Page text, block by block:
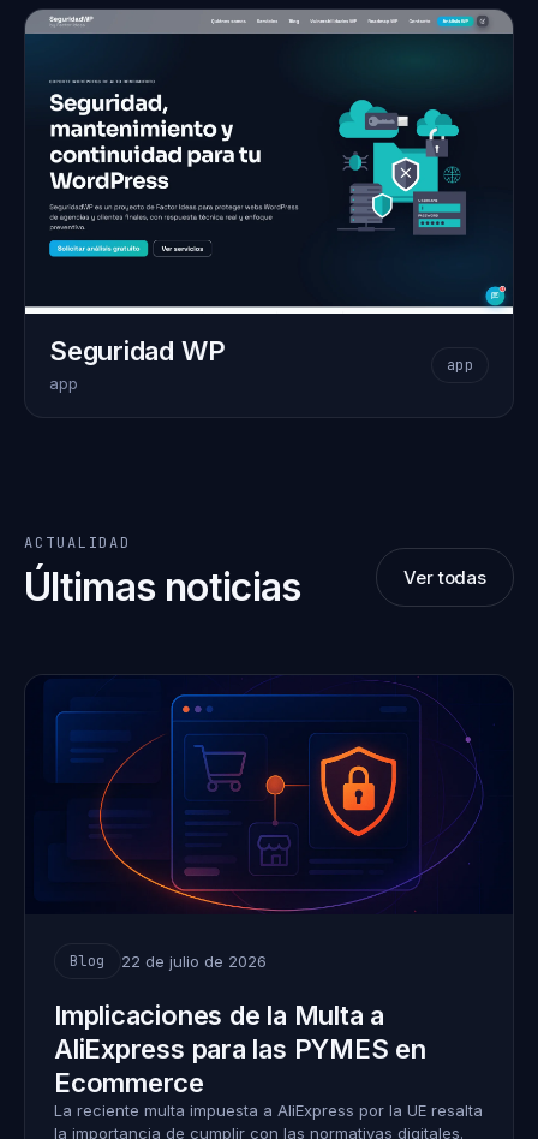
Seguridad WP
app
app
ACTUALIDAD
Últimas noticias Ver todas
Blog 22 de julio de 2026
Implicaciones de la Multa a
AliExpress para las PYMES en
Ecommerce
La reciente multa impuesta a AliExpress por la UE resalta
la importancia de cumplir con las normativas digitales.